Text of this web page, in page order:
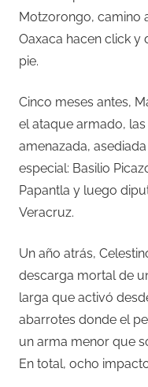
Motzorongo, camino
Oaxaca hacen click y
pie.
Cinco meses antes,
el ataque armado,
amenazada,
especial: Basilio
Papantla y luego
Veracruz.
Un año atrás,
descarga mortal de
larga que activó
abarrotes donde el
un arma menor que
En total, ocho